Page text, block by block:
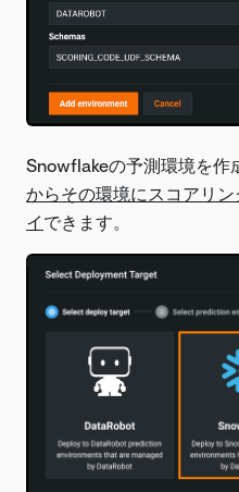
Snowflakeの予測環境を作
からその環境にスコアリ
イ できます。